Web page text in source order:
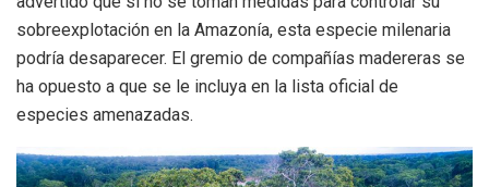
sobreexplotación en la Amazonía, esta especie milenaria
podría desaparecer. El gremio de compañías madereras se
ha opuesto a que se le incluya en la lista oficial de
especies amenazadas.